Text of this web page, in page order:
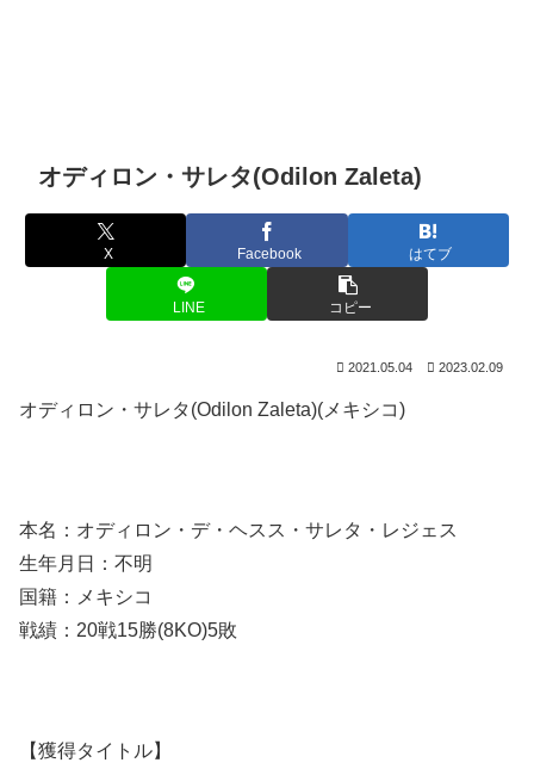
オディロン・サレタ(Odilon Zaleta)
X Facebook はてブ
LINE コピー
2021.05.04 2023.02.09
オディロン・サレタ(Odilon Zaleta)(メキシコ)
本名：オディロン・デ・ヘスス・サレタ・レジェス
生年月日：不明
国籍：メキシコ
戦績：20戦15勝(8KO)5敗
【獲得タイトル】